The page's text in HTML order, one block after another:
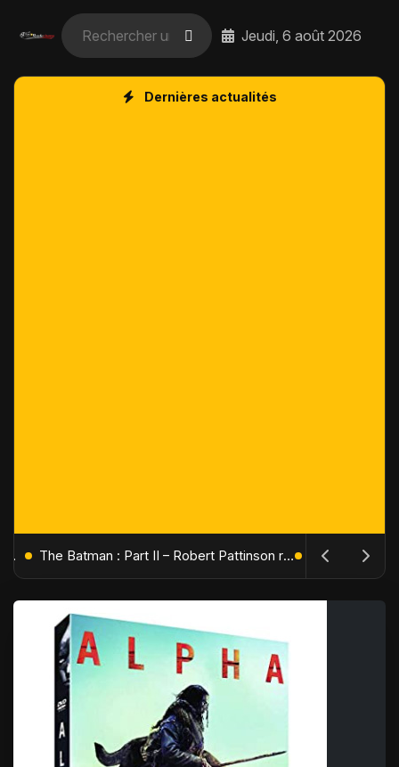
Jeudi, 6 août 2026
Dernières actualités
L'Âge de Glace : Le Réveil du Volcan – Manny, Sid et Diego de retour pour une aventure explosive The Batman : Part II – Robert Pattinson replonge dans les ténèbres de Gotham dès octobre 2027